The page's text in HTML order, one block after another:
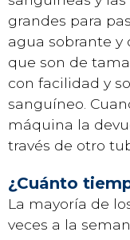
grandes para
agua sobrante y
que son de
con facilidad y
sanguíneo.
máquina la
través de otro
¿Cuánto
La mayoría de
veces a la